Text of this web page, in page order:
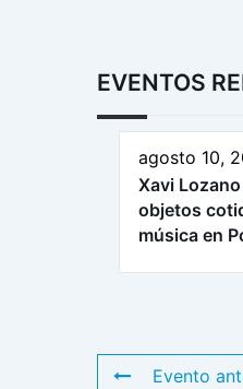
EVENTOS
agosto 10,
Xavi
objetos
música en
Evento